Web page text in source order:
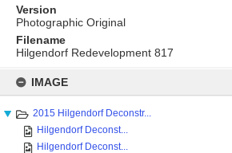
content
IMAGE
2015 Hilgendorf Deconstr...
Hilgendorf Deconst...
Hilgendorf Deconst...
Version
Photographic Original
Filename
Hilgendorf Redevelopment 817